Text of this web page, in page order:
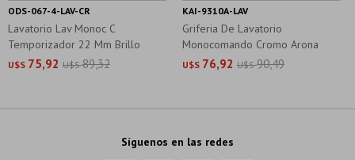
Lavatorio Lav Monoc C
Temporizador 22 Mm Brillo
Montpellier
U$S 75,92 U$S 89,32
ODS-067-4-LAV-CR
Griferia De Lavatorio
Monocomando Cromo Arona
Aqualia
U$S 76,92 U$S 90,49
KAI-9310A-LAV
Síguenos en las redes